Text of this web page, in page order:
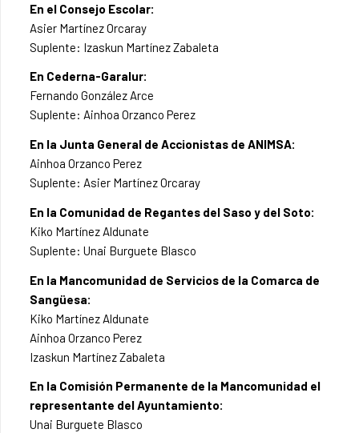
En el Consejo Escolar:
Asier Martínez Orcaray
Suplente: Izaskun Martínez Zabaleta
En Cederna-Garalur:
Fernando González Arce
Suplente: Ainhoa Orzanco Perez
En la Junta General de Accionistas de ANIMSA:
Ainhoa Orzanco Perez
Suplente: Asier Martínez Orcaray
En la Comunidad de Regantes del Saso y del Soto:
Kiko Martínez Aldunate
Suplente: Unai Burguete Blasco
En la Mancomunidad de Servicios de la Comarca de
Sangüesa:
Kiko Martínez Aldunate
Ainhoa Orzanco Perez
Izaskun Martínez Zabaleta
En la Comisión Permanente de la Mancomunidad el
representante del Ayuntamiento:
Unai Burguete Blasco